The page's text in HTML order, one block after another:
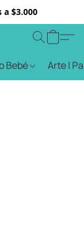
$3.000
Bebé Arte |